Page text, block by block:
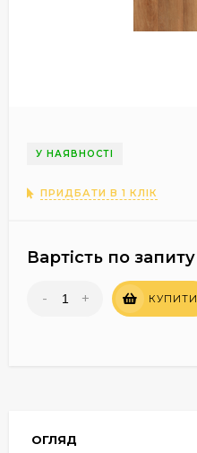
У НАЯВНОСТІ
ПРИДБАТИ В 1 КЛІК
Вартість по запиту
- + КУПИТИ
ОГЛЯД